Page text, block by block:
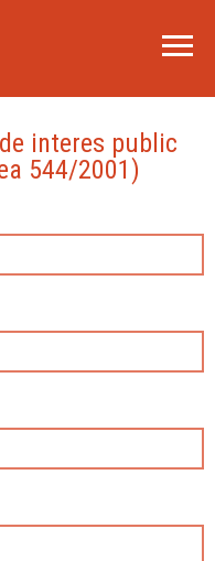
interes public
544/2001)